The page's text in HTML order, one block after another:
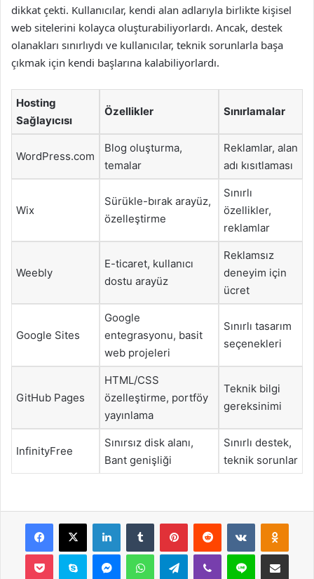
dikkat çekti. Kullanıcılar, kendi alan adlarıyla birlikte kişisel
web sitelerini kolayca oluşturabiliyorlardı. Ancak, destek
olanakları sınırlıydı ve kullanıcılar, teknik sorunlarla başa
çıkmak için kendi başlarına kalabiliyorlardı.
Hosting
Sağlayıcısı
Özellikler Sınırlamalar
WordPress.com
Blog oluşturma,
temalar
Reklamlar, alan
adı kısıtlaması
Wix
Sürükle-bırak arayüz,
özelleştirme
Sınırlı
özellikler,
reklamlar
Weebly
E-ticaret, kullanıcı
dostu arayüz
Reklamsız
deneyim için
ücret
Google Sites
Google
entegrasyonu, basit
web projeleri
Sınırlı tasarım
seçenekleri
GitHub Pages
HTML/CSS
özelleştirme, portföy
yayınlama
Teknik bilgi
gereksinimi
InfinityFree
Sınırsız disk alanı,
Bant genişliği
Sınırlı destek,
teknik sorunlar
Facebook
X LinkedInTumblr PinterestReddit VKontakte
Pocket Skype MessengerWhatsAppTelegramViber Line E-Posta ile